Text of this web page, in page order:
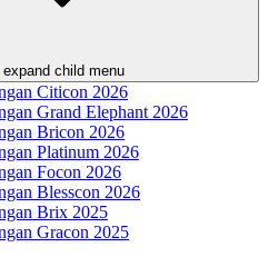
expand child menu
Citicon 2026
Grand Elephant 2026
Bricon 2026
Platinum 2026
Focon 2026
Blesscon 2026
Brix 2025
Gracon 2025